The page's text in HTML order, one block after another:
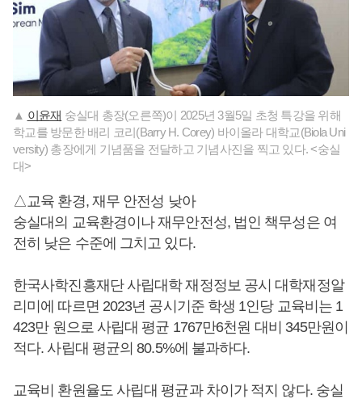
▲ 이윤재 숭실대 총장(오른쪽)이 2025년 3월5일 초청 특강을 위해
학교를 방문한 배리 코리(Barry H. Corey) 바이올라 대학교(Biola Uni
versity) 총장에게 기념품을 전달하고 기념사진을 찍고 있다. <숭실
대>
△교육 환경, 재무 안전성 낮아
숭실대의 교육환경이나 재무안전성, 법인 책무성은 여
전히 낮은 수준에 그치고 있다.
한국사학진흥재단 사립대학 재정정보 공시 대학재정알
리미에 따르면 2023년 공시기준 학생 1인당 교육비는 1
423만 원으로 사립대 평균 1767만6천원 대비 345만원이
적다. 사립대 평균의 80.5%에 불과하다.
교육비 환원율도 사립대 평균과 차이가 적지 않다. 숭실